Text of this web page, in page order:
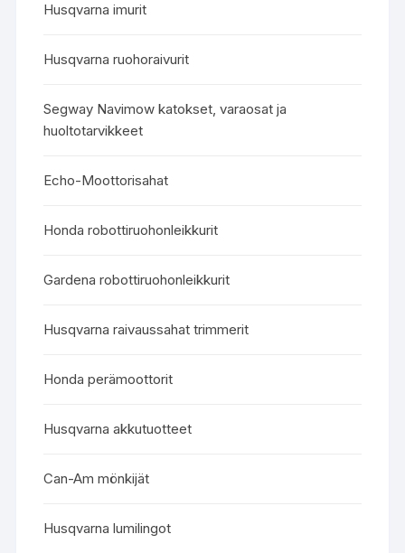
Husqvarna imurit
Husqvarna ruohoraivurit
Segway Navimow katokset, varaosat ja
huoltotarvikkeet
Echo-Moottorisahat
Honda robottiruohonleikkurit
Gardena robottiruohonleikkurit
Husqvarna raivaussahat trimmerit
Honda perämoottorit
Husqvarna akkutuotteet
Can-Am mönkijät
Husqvarna lumilingot